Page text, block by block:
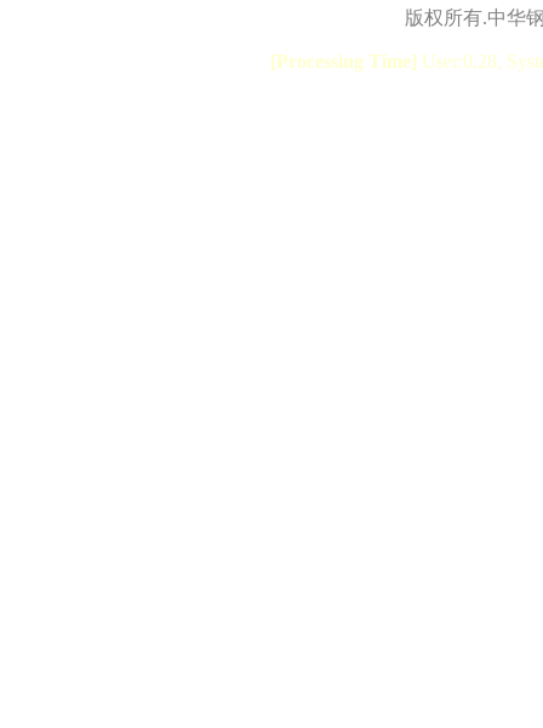
版权所有.中华
[Processing Time] User:0.28,